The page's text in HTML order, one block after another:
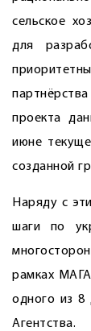
сельское
для
проекта
июне
созданной
Наряду с
шаги по
рамках
одного из 8
Агентства.